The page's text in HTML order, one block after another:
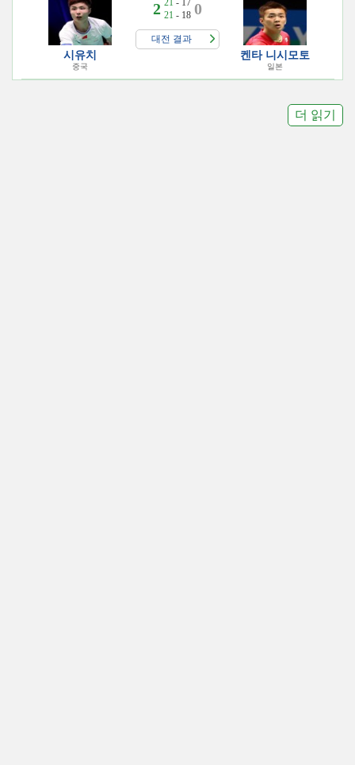
시유치
중국
2 21 - 17
21 - 18 0
대전 결과
켄타 니시모토
일본
더 읽기